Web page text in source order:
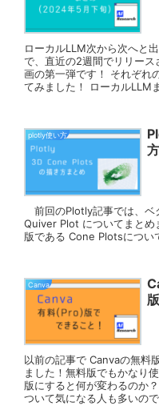
ローカルLLM次から次へと
で、直近の2週間でリリー
画の第一弾です！ それぞれ
てみました！ ローカルLLM
plotly使い方
前回のPlotly記事では、ベ
Quiver Plot についてまとめ
版である Cone Plotsにつ
Canva
以前の記事で Canvaの無料
ました！無料版でもかなり
版にすると何が変わるのか
ついて気になる人も多いの